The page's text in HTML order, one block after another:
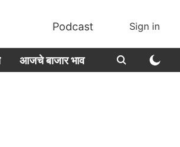
Podcast Sign in
आजचे बाजार भाव